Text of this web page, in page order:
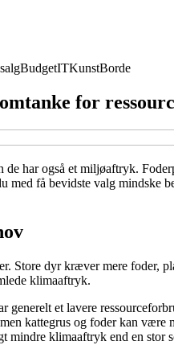
BudgetITKunstBorde
for
har også et miljøaftryk.
med få bevidste valg
dyr kræver mere foder,
klimaaftryk.
generelt et lavere
kattegrus og foder kan
mindre klimaaftryk end en